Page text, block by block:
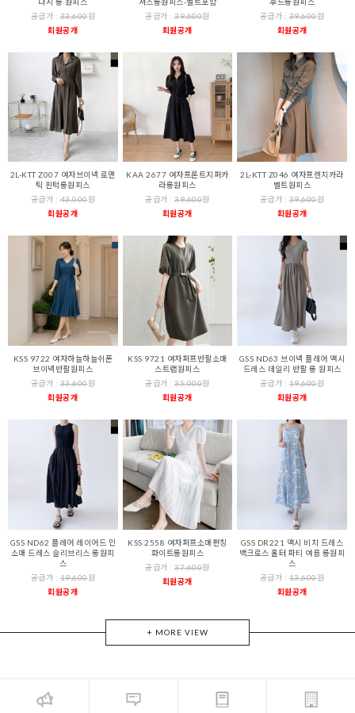
공급가 :33,600원
회원공개
공급가 :39,600원
회원공개
공급가 : 39,600원
회원공개
2L-KTT Z007 여자브이넥 로맨
틱 핀턱롱원피스
공급가 :43,000원
회원공개
KAA 2677 여자프론트지퍼카
라롱원피스
공급가 :39,600원
회원공개
2L-KTT Z046 여자프렌치카라
벨트원피스
공급가 : 39,600원
회원공개
KSS 9722 여자하늘하늘쉬폰
브이넥반팔원피스
공급가 :33,600원
회원공개
KSS 9721 여자퍼프반팔소매
스트랩원피스
공급가 :35,000원
회원공개
GSS ND63 브이넥 플레어 맥시
드레스 데일리 반팔 롱 원피스
공급가 : 19,600원
회원공개
GSS ND62 플레어 레이어드 민
소매 드레스 슬리브리스 롱원피
스
공급가 :19,600원
회원공개
KSS 2558 여자퍼프소매펀칭
화이트롱원피스
공급가 :37,600원
회원공개
GSS DR221 맥시 비치 드레스
백크로스 홀터 파티 여름 롱원피
스
공급가 : 13,600원
회원공개
+ MORE VIEW